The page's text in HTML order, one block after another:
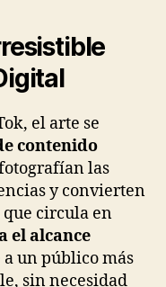
el arte se
contenido
las
y convierten
circula en
el alcance
un público más
sin necesidad